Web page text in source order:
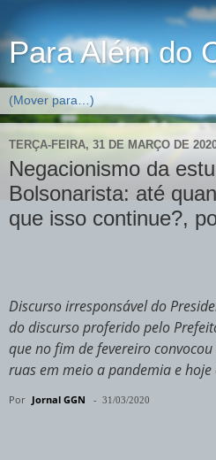
Para Além do
TERÇA-FEIRA, 31 DE MARÇO DE
Negacionismo da
Bolsonarista: até
que isso continue?,
Discurso irresponsável do
do discurso proferido pelo
que no fim de fevereiro
ruas em meio a pandemia e
Por Jornal GGN - 31/03/2020